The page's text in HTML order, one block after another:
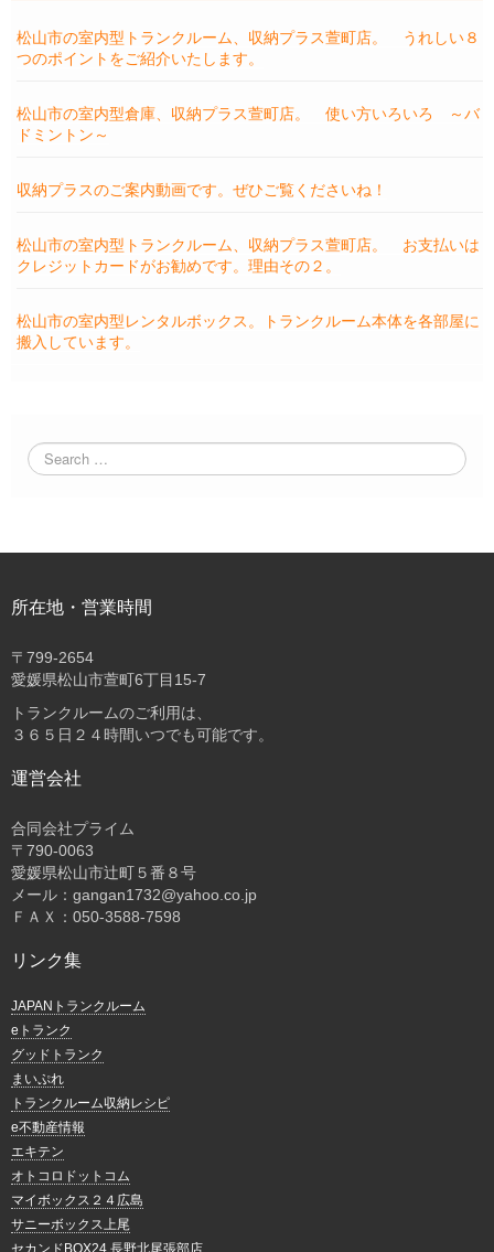
松山市の室内型トランクルーム、収納プラス萱町店。 うれしい８
つのポイントをご紹介いたします。
松山市の室内型倉庫、収納プラス萱町店。 使い方いろいろ ～バ
ドミントン～
収納プラスのご案内動画です。ぜひご覧くださいね！
松山市の室内型トランクルーム、収納プラス萱町店。 お支払いは
クレジットカードがお勧めです。理由その２。
松山市の室内型レンタルボックス。トランクルーム本体を各部屋に
搬入しています。
所在地・営業時間
〒 799-2654
愛媛県松山市萱町6丁目15-7
トランクルームのご利用は、
３６５日２４時間いつでも可能です。
運営会社
合同会社プライム
〒 790-0063
愛媛県松山市辻町５番８号
メール：gangan1732@yahoo.co.jp
ＦＡＸ：050-3588-7598
リンク集
JAPANトランクルーム
eトランク
グッドトランク
まいぷれ
トランクルーム収納レシピ
e不動産情報
エキテン
オトコロドットコム
マイボックス２４広島
サニーボックス上尾
セカンドBOX24 長野北尾張部店